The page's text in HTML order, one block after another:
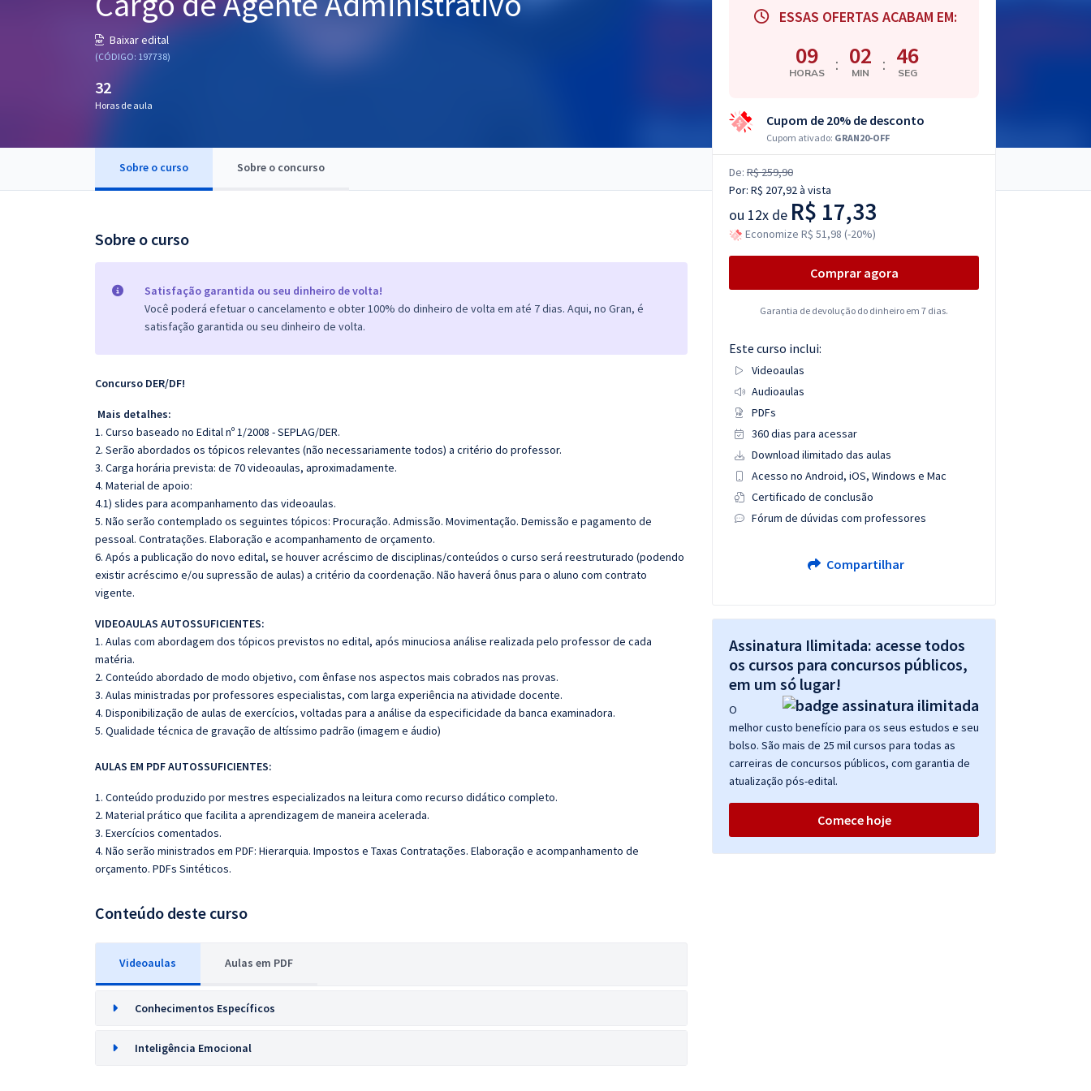
Baixar edital
(CÓDIGO: 197738)
32
Horas de aula
Sobre o curso Sobre o concurso
Sobre o curso
Satisfação garantida ou seu dinheiro de volta!
Você poderá efetuar o cancelamento e obter 100% do dinheiro de volta em até 7 dias. Aqui, no Gran, é
satisfação garantida ou seu dinheiro de volta.
Concurso DER/DF!
Mais detalhes:
1. Curso baseado no Edital nº 1/2008 - SEPLAG/DER.
2. Serão abordados os tópicos relevantes (não necessariamente todos) a critério do professor.
3. Carga horária prevista: de 70 videoaulas, aproximadamente.
4. Material de apoio:
4.1) slides para acompanhamento das videoaulas.
5. Não serão contemplado os seguintes tópicos: Procuração. Admissão. Movimentação. Demissão e pagamento de
pessoal. Contratações. Elaboração e acompanhamento de orçamento.
6. Após a publicação do novo edital, se houver acréscimo de disciplinas/conteúdos o curso será reestruturado (podendo
existir acréscimo e/ou supressão de aulas) a critério da coordenação. Não haverá ônus para o aluno com contrato
vigente.
VIDEOAULAS AUTOSSUFICIENTES:
1. Aulas com abordagem dos tópicos previstos no edital, após minuciosa análise realizada pelo professor de cada
matéria.
2. Conteúdo abordado de modo objetivo, com ênfase nos aspectos mais cobrados nas provas.
3. Aulas ministradas por professores especialistas, com larga experiência na atividade docente.
4. Disponibilização de aulas de exercícios, voltadas para a análise da especificidade da banca examinadora.
5. Qualidade técnica de gravação de altíssimo padrão (imagem e áudio)
AULAS EM PDF AUTOSSUFICIENTES:
1. Conteúdo produzido por mestres especializados na leitura como recurso didático completo.
2. Material prático que facilita a aprendizagem de maneira acelerada.
3. Exercícios comentados.
4. Não serão ministrados em PDF: Hierarquia. Impostos e Taxas Contratações. Elaboração e acompanhamento de
orçamento. PDFs Sintéticos.
Conteúdo deste curso
Videoaulas Aulas em PDF
Conhecimentos Específicos
Inteligência Emocional
ESSAS OFERTAS ACABAM EM:
09
HORAS : 02
MIN : 45
SEG
Cupom de 20% de desconto
Cupom ativado: GRAN20-OFF
De: R$ 259,90
Por: R$ 207,92à vista
ou 12x de R$ 17,33
Economize R$ 51,98 (-20%)
Comprar agora
Garantia de devolução do dinheiro em 7 dias.
Este curso inclui:
Videoaulas
Audioaulas
PDFs
360 dias para acessar
Download ilimitado das aulas
Acesso no Android, iOS, Windows e Mac
Certificado de conclusão
Fórum de dúvidas com professores
Compartilhar
Assinatura Ilimitada: acesse todos
os cursos para concursos públicos,
em um só lugar!
O
melhor custo benefício para os seus estudos e seu
bolso. São mais de 25 mil cursos para todas as
carreiras de concursos públicos, com garantia de
atualização pós-edital.
Comece hoje